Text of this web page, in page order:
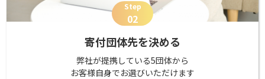
Step
02
寄付団体先を決める
弊社が提携している5団体から
お客様自身でお選びいただけます